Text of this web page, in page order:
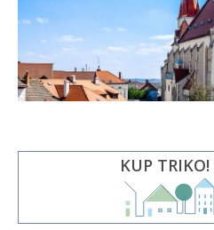
KUP TRIKO!